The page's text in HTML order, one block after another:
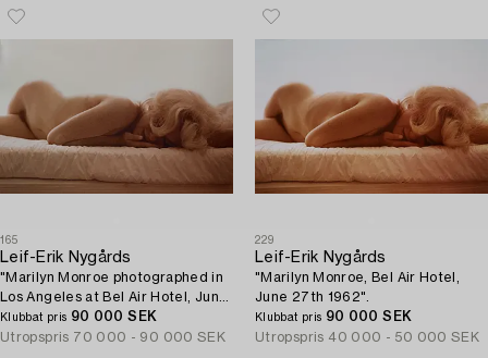
165
Leif-Erik Nygårds
"Marilyn Monroe photographed in
Los Angeles at Bel Air Hotel, June
27th 1962".
Klubbat pris 90 000 SEK
Utropspris 70 000 - 90 000 SEK
229
Leif-Erik Nygårds
"Marilyn Monroe, Bel Air Hotel,
June 27th 1962".
Klubbat pris 90 000 SEK
Utropspris 40 000 - 50 000 SEK